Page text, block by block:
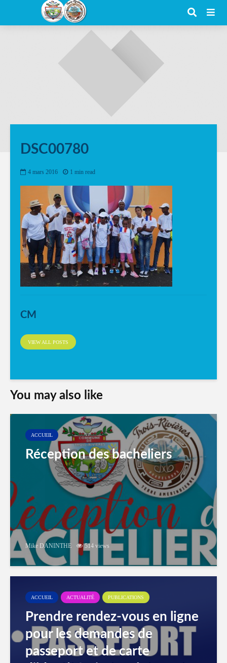
DSC00780
4 mars 2016 1 min read
CM
VIEW ALL POSTS
You may also like
ACCUEIL
Réception des bacheliers
Mike DANINTHE 514 views
ACCUEIL ACTUALITÉ PUBLICATIONS
Prendre rendez-vous en ligne
pour les demandes de
passeport et de carte